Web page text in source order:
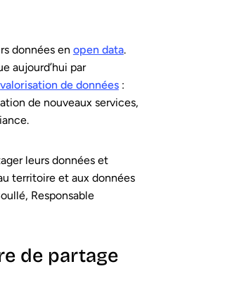
données en open data.
aujourd’hui par
valorisation de données:
de nouveaux services,
leurs données et
territoire et aux données
Responsable
de partage